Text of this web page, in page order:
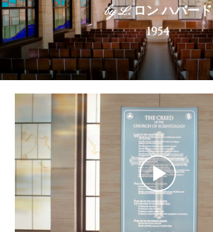
by L. ロン ハバード
1954
Play
Video